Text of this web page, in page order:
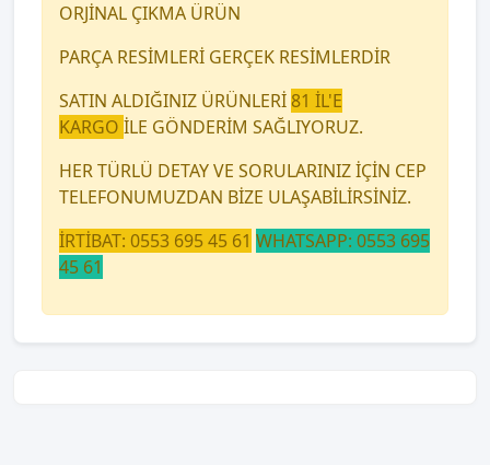
ORJİNAL ÇIKMA ÜRÜN
PARÇA RESİMLERİ GERÇEK RESİMLERDİR
SATIN ALDIĞINIZ ÜRÜNLERİ 81 İL'E
KARGO İLE GÖNDERİM SAĞLIYORUZ.
HER TÜRLÜ DETAY VE SORULARINIZ İÇİN CEP
TELEFONUMUZDAN BİZE ULAŞABİLİRSİNİZ.
İRTİBAT: 0553 695 45 61 WHATSAPP: 0553 695
45 61